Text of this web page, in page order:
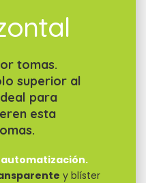
tomas.
superior al
para
esta
y blíster